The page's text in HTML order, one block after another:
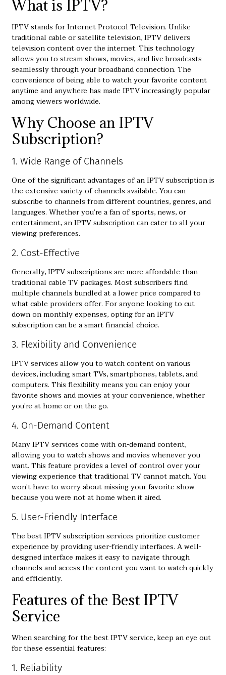
What is IPTV?
IPTV stands for Internet Protocol Television. Unlike
traditional cable or satellite television, IPTV delivers
television content over the internet. This technology
allows you to stream shows, movies, and live broadcasts
seamlessly through your broadband connection. The
convenience of being able to watch your favorite content
anytime and anywhere has made IPTV increasingly popular
among viewers worldwide.
Why Choose an IPTV
Subscription?
1. Wide Range of Channels
One of the significant advantages of an IPTV subscription is
the extensive variety of channels available. You can
subscribe to channels from different countries, genres, and
languages. Whether you’re a fan of sports, news, or
entertainment, an IPTV subscription can cater to all your
viewing preferences.
2. Cost-Effective
Generally, IPTV subscriptions are more affordable than
traditional cable TV packages. Most subscribers find
multiple channels bundled at a lower price compared to
what cable providers offer. For anyone looking to cut
down on monthly expenses, opting for an IPTV
subscription can be a smart financial choice.
3. Flexibility and Convenience
IPTV services allow you to watch content on various
devices, including smart TVs, smartphones, tablets, and
computers. This flexibility means you can enjoy your
favorite shows and movies at your convenience, whether
you're at home or on the go.
4. On-Demand Content
Many IPTV services come with on-demand content,
allowing you to watch shows and movies whenever you
want. This feature provides a level of control over your
viewing experience that traditional TV cannot match. You
won't have to worry about missing your favorite show
because you were not at home when it aired.
5. User-Friendly Interface
The best IPTV subscription services prioritize customer
experience by providing user-friendly interfaces. A well-
designed interface makes it easy to navigate through
channels and access the content you want to watch quickly
and efficiently.
Features of the Best IPTV
Service
When searching for the best IPTV service, keep an eye out
for these essential features:
1. Reliability